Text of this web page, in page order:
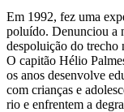
Em 1992, fez uma
poluído. Denunciou a
despoluição do trecho
O capitão Hélio
os anos desenvolve
com crianças e
rio e enfrentem a